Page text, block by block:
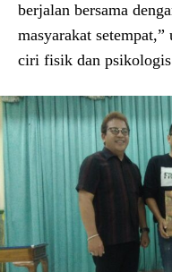
berjalan bersama
masyarakat
ciri fisik dan